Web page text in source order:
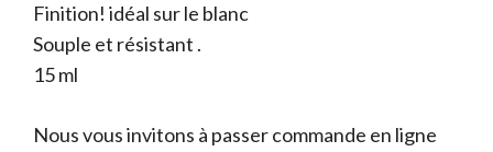
Finition! idéal sur le blanc
Souple et résistant .
15 ml
Nous vous invitons à passer commande en ligne